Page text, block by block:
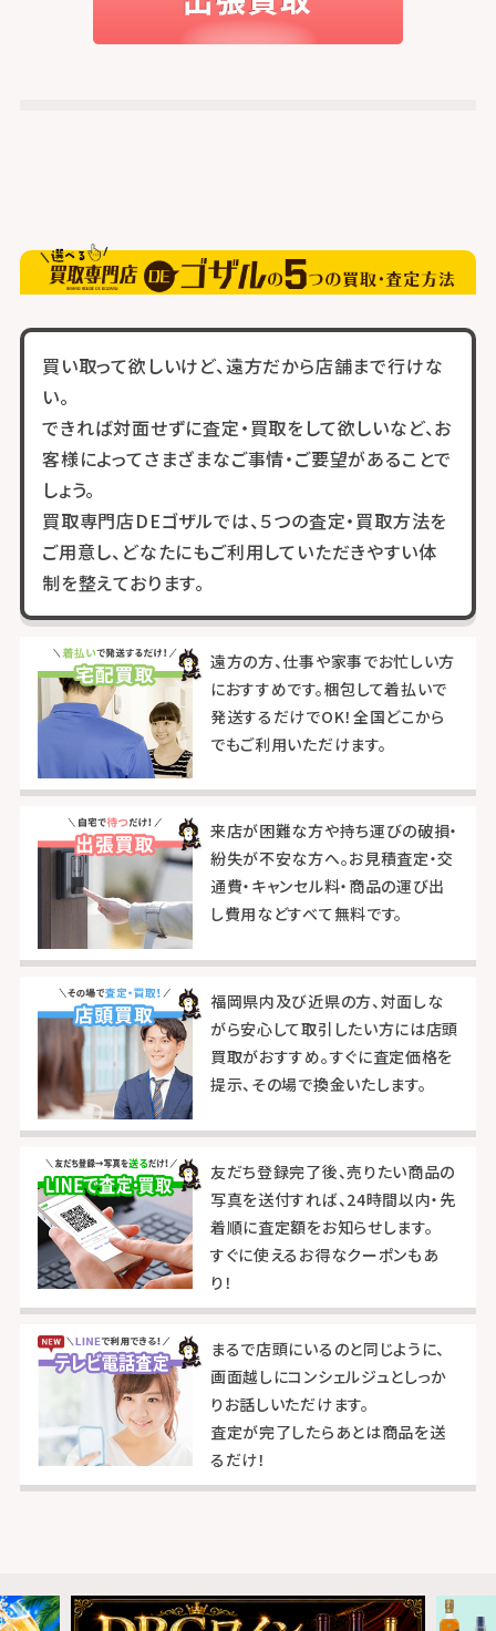
買い取って欲しいけど、遠方だから店舗まで行けな
い。
できれば対面せずに査定・買取をして欲しいなど、お
客様によってさまざまなご事情・ご要望があることで
しょう。
買取専門店DEゴザルでは、５つの査定・買取方法を
ご用意し、どなたにもご利用していただきやすい体
制を整えております。
遠方の方、仕事や家事でお忙しい方
におすすめです。梱包して着払いで
発送するだけでOK！全国どこから
でもご利用いただけます。
来店が困難な方や持ち運びの破損・
紛失が不安な方へ。お見積査定・交
通費・キャンセル料・商品の運び出
し費用などすべて無料です。
福岡県内及び近県の方、対面しな
がら安心して取引したい方には店頭
買取がおすすめ。すぐに査定価格を
提示、その場で換金いたします。
友だち登録完了後、売りたい商品の
写真を送付すれば、24時間以内・先
着順に査定額をお知らせします。
すぐに使えるお得なクーポンもあ
り！
まるで店頭にいるのと同じように、
画面越しにコンシェルジュとしっか
りお話しいただけます。
査定が完了したらあとは商品を送
るだけ！